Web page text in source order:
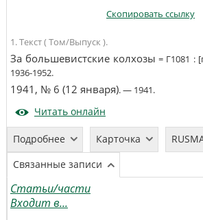
Скопировать ссылку
1. Текст ( Том/Выпуск ).
За большевистские колхозы = Г1081 :
1936-1952.
1941, № 6 (12 января). —1941.
Читать онлайн
Подробнее Карточка
Связанные записи
Статьи/части
Входит в...